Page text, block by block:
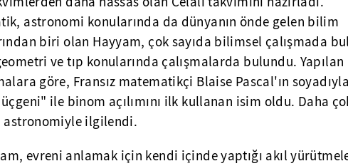
astronomi konularında da dünyanın önde gelen bilim
biri olan Hayyam, çok sayıda bilimsel çalışmada
ve tıp konularında çalışmalarda bulundu. Yapılan
göre, Fransız matematikçi Blaise Pascal'ın
ile binom açılımını ilk kullanan isim oldu. Daha
astronomiyle ilgilendi.
evreni anlamak için kendi içinde yaptığı akıl